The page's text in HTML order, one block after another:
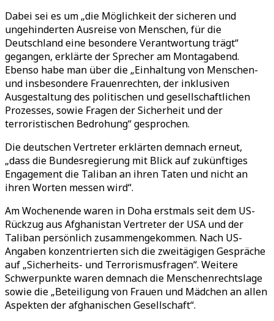
Dabei sei es um „die Möglichkeit der sicheren und
ungehinderten Ausreise von Menschen, für die
Deutschland eine besondere Verantwortung trägt“
gegangen, erklärte der Sprecher am Montagabend.
Ebenso habe man über die „Einhaltung von Menschen-
und insbesondere Frauenrechten, der inklusiven
Ausgestaltung des politischen und gesellschaftlichen
Prozesses, sowie Fragen der Sicherheit und der
terroristischen Bedrohung“ gesprochen.
Die deutschen Vertreter erklärten demnach erneut,
„dass die Bundesregierung mit Blick auf zukünftiges
Engagement die Taliban an ihren Taten und nicht an
ihren Worten messen wird“.
Am Wochenende waren in Doha erstmals seit dem US-
Rückzug aus Afghanistan Vertreter der USA und der
Taliban persönlich zusammengekommen. Nach US-
Angaben konzentrierten sich die zweitägigen Gespräche
auf „Sicherheits- und Terrorismusfragen“. Weitere
Schwerpunkte waren demnach die Menschenrechtslage
sowie die „Beteiligung von Frauen und Mädchen an allen
Aspekten der afghanischen Gesellschaft“.